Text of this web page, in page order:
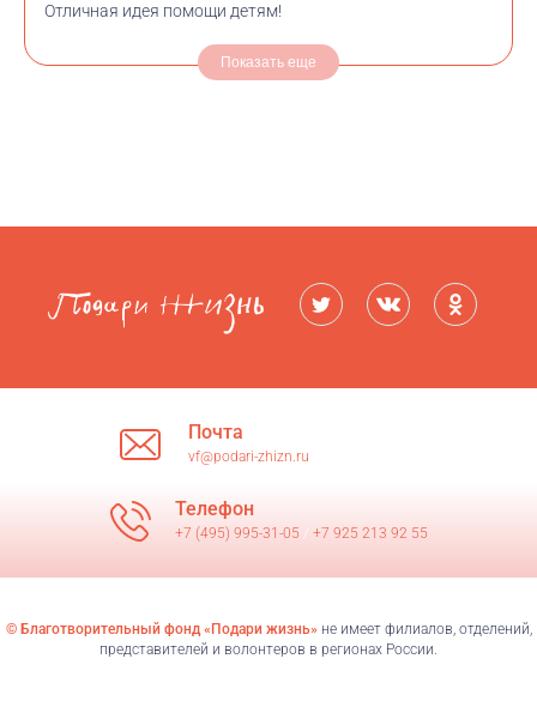
Отличная идея помощи детям!
Показать еще
Почта
vf@podari-zhizn.ru
Телефон
+7 (495) 995-31-05 +7 925 213 92 55
© Благотворительный фонд «Подари жизнь»не имеет филиалов, отделений,
представителей и волонтеров в регионах России.